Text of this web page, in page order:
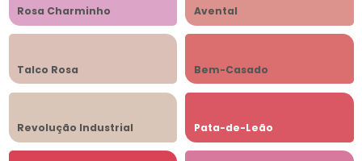
Rosa Charminho Avental
Talco Rosa Bem-Casado
Revolução Industrial Pata-de-Leão